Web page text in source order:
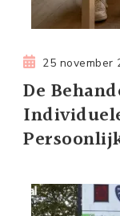
25 november
De